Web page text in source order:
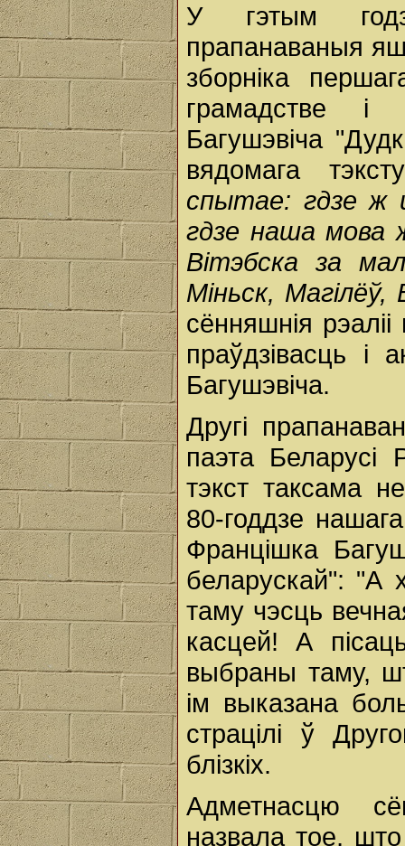
У гэтым
прапанаваныя
зборніка
грамадстве і
Багушэвіча
вядомага
спытае: гдзе ж
гдзе наша мова
Вітэбска за
Міньск,
сённяшнія
праўдзівасць і
Багушэвіча.
Другі
паэта Беларусі
тэкст таксама
80-годдзе
Францішка
беларускай": "А
таму чэсць
касцей! А
выбраны таму,
ім выказана
страцілі ў
блізкіх.
Адметнасцю
назвала тое,